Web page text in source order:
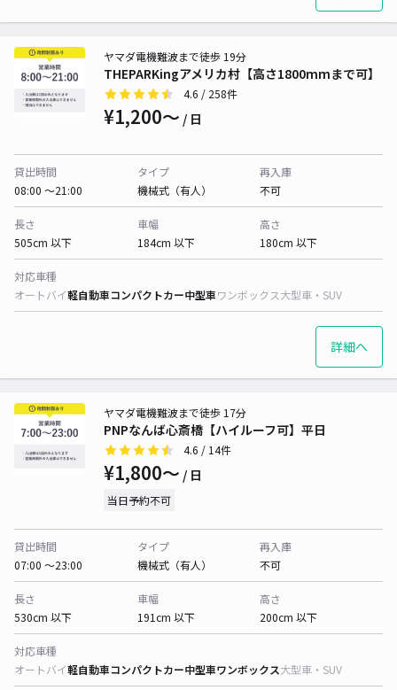
THEPARKingアメリカ村【高さ1800mmまで可】
ヤマダ電機難波まで徒歩 19分
4.6 / 258件
¥1,200〜 / 日
貸出時間
08:00 〜21:00
タイプ
機械式（有人）
再入庫
不可
長さ
505cm 以下
車幅
184cm 以下
高さ
180cm 以下
対応車種
オートバイ軽自動車コンパクトカー中型車ワンボックス大型車・SUV
詳細へ
PNPなんば心斎橋【ハイルーフ可】平日
ヤマダ電機難波まで徒歩 17分
4.6 / 14件
¥1,800〜 / 日
当日予約不可
貸出時間
07:00 〜23:00
タイプ
機械式（有人）
再入庫
不可
長さ
530cm 以下
車幅
191cm 以下
高さ
200cm 以下
対応車種
オートバイ軽自動車コンパクトカー中型車ワンボックス大型車・SUV